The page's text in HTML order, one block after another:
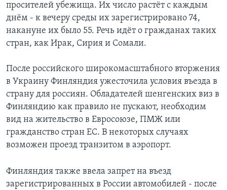
просителей убежища. Их число растёт с каждым
днём - к вечеру среды их зарегистрировано 74,
накануне их было 55. Речь идёт о гражданах таких
стран, как Ирак, Сирия и Сомали.
После российского широкомасштабного вторжения
в Украину Финляндия ужесточила условия въезда в
страну для россиян. Обладателей шенгенских виз в
Финляндию как правило не пускают, необходим
вид на жительство в Евросоюзе, ПМЖ или
гражданство стран ЕС. В некоторых случаях
возможен проезд транзитом в аэропорт.
Финляндия также ввела запрет на въезд
зарегистрированных в России автомобилей - после